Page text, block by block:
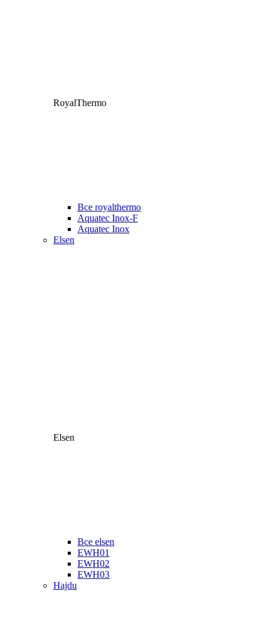
RoyalThermo
Все royalthermo
Aquatec Inox-F
Aquatec Inox
Elsen
Elsen
Все elsen
EWH01
EWH02
EWH03
Hajdu